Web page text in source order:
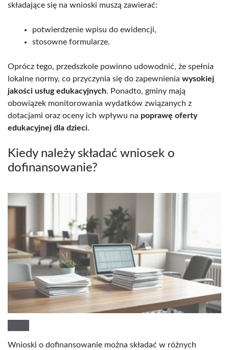
składające się na wnioski muszą zawierać:
potwierdzenie wpisu do ewidencji,
stosowne formularze.
Oprócz tego, przedszkole powinno udowodnić, że spełnia
lokalne normy, co przyczynia się do zapewnienia wysokiej
jakości usług edukacyjnych. Ponadto, gminy mają
obowiązek monitorowania wydatków związanych z
dotacjami oraz oceny ich wpływu na poprawę oferty
edukacyjnej dla dzieci.
Kiedy należy składać wniosek o
dofinansowanie?
Wnioski o dofinansowanie można składać w różnych